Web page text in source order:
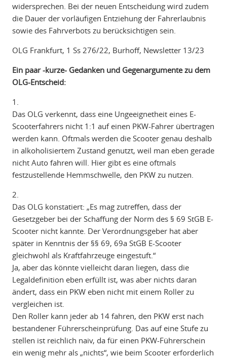
widersprechen. Bei der neuen Entscheidung wird zudem
die Dauer der vorläufigen Entziehung der Fahrerlaubnis
sowie des Fahrverbots zu berücksichtigen sein.
OLG Frankfurt, 1 Ss 276/22, Burhoff, Newsletter 13/23
Ein paar -kurze- Gedanken und Gegenargumente zu dem
OLG-Entscheid:
1.
Das OLG verkennt, dass eine Ungeeignetheit eines E-
Scooterfahrers nicht 1:1 auf einen PKW-Fahrer übertragen
werden kann. Oftmals werden die Scooter genau deshalb
in alkoholisiertem Zustand genutzt, weil man eben gerade
nicht Auto fahren will. Hier gibt es eine oftmals
festzustellende Hemmschwelle, den PKW zu nutzen.
2.
Das OLG konstatiert: „Es mag zutreffen, dass der
Gesetzgeber bei der Schaffung der Norm des § 69 StGB E-
Scooter nicht kannte. Der Verordnungsgeber hat aber
später in Kenntnis der §§ 69, 69a StGB E-Scooter
gleichwohl als Kraftfahrzeuge eingestuft.“
Ja, aber das könnte vielleicht daran liegen, dass die
Legaldefinition eben erfüllt ist, was aber nichts daran
ändert, dass ein PKW eben nicht mit einem Roller zu
vergleichen ist.
Den Roller kann jeder ab 14 fahren, den PKW erst nach
bestandener Führerscheinprüfung. Das auf eine Stufe zu
stellen ist reichlich naiv, da für einen PKW-Führerschein
ein wenig mehr als „nichts“, wie beim Scooter erforderlich